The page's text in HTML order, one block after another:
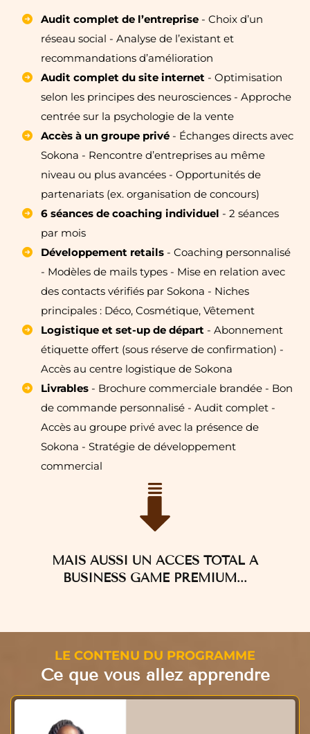
Audit complet de l’entreprise - Choix d’un
réseau social - Analyse de l’existant et
recommandations d’amélioration
Audit complet du site internet - Optimisation
selon les principes des neurosciences - Approche
centrée sur la psychologie de la vente
Accès à un groupe privé - Échanges directs avec
Sokona - Rencontre d’entreprises au même
niveau ou plus avancées - Opportunités de
partenariats (ex. organisation de concours)
6 séances de coaching individuel - 2 séances
par mois
Développement retails - Coaching personnalisé
- Modèles de mails types - Mise en relation avec
des contacts vérifiés par Sokona - Niches
principales : Déco, Cosmétique, Vêtement
Logistique et set-up de départ - Abonnement
étiquette offert (sous réserve de confirmation) -
Accès au centre logistique de Sokona
Livrables - Brochure commerciale brandée - Bon
de commande personnalisé - Audit complet -
Accès au groupe privé avec la présence de
Sokona - Stratégie de développement
commercial
MAIS AUSSI UN ACCÈS TOTAL À
BUSINESS GAME PREMIUM...
LE CONTENU DU PROGRAMME
Ce que vous allez apprendre